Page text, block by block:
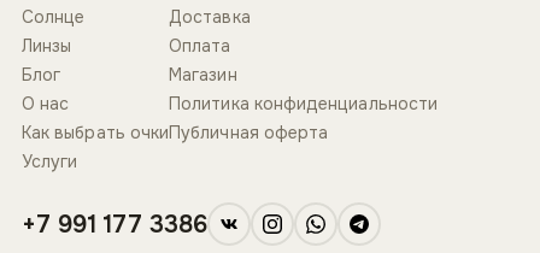
Солнце
Линзы
Блог
О нас
Как выбрать очки
Услуги
Доставка
Оплата
Магазин
Политика конфиденциальности
Публичная оферта
+7 991 177 3386